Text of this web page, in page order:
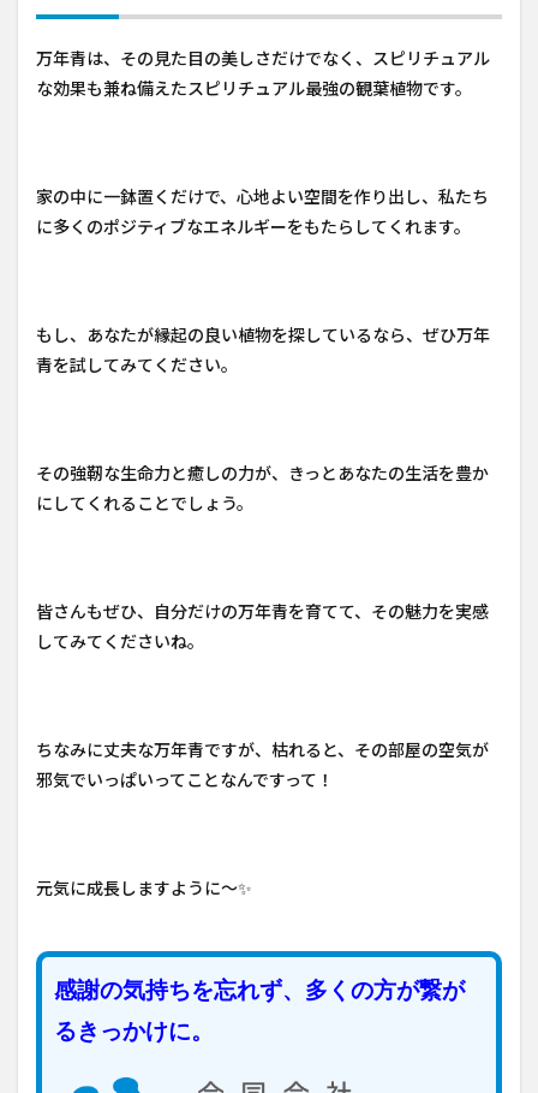
万年青は、その見た目の美しさだけでなく、スピリチュアル
な効果も兼ね備えたスピリチュアル最強の観葉植物です。
家の中に一鉢置くだけで、心地よい空間を作り出し、私たち
に多くのポジティブなエネルギーをもたらしてくれます。
もし、あなたが縁起の良い植物を探しているなら、ぜひ万年
青を試してみてください。
その強靭な生命力と癒しの力が、きっとあなたの生活を豊か
にしてくれることでしょう。
皆さんもぜひ、自分だけの万年青を育てて、その魅力を実感
してみてくださいね。
ちなみに丈夫な万年青ですが、枯れると、その部屋の空気が
邪気でいっぱいってことなんですって！
元気に成長しますように～✨️
感謝の気持ちを忘れず、多くの方が繋が
るきっかけに。